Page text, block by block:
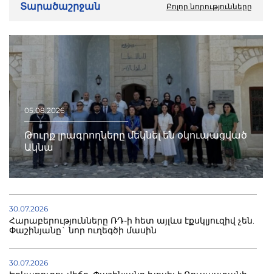
Տարածաշրջան Բոլոր նորությունները
05.08.2026
Թուրք լրագրողները մեկնել են օկուպացված
Ակնա
30.07.2026
Հարաբերությունները ՌԴ-ի հետ այլևս էքսկլյուզիվ չեն.
Փաշինյանը` նոր ուղեգծի մասին
30.07.2026